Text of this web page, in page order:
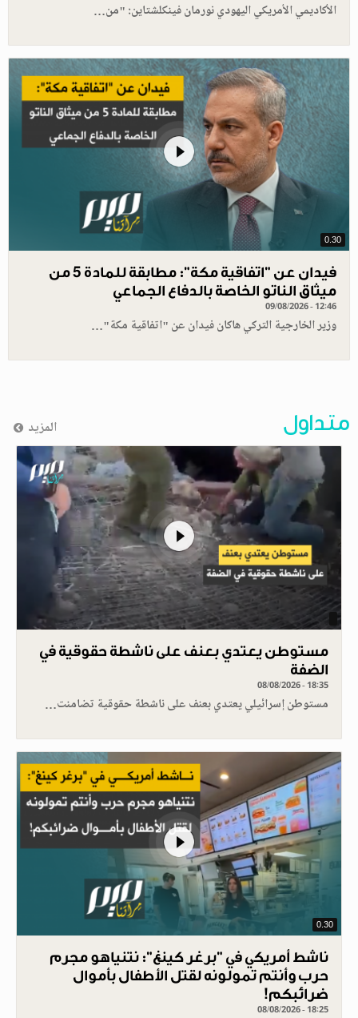
الأكاديمي الأمريكي اليهودي نورمان فينكلشتاين: "من…
0.30
فيدان عن "اتفاقية مكة": مطابقة للمادة 5 من
ميثاق الناتو الخاصة بالدفاع الجماعي
09/08/2026 - 12:46
وزير الخارجية التركي هاكان فيدان عن "اتفاقية مكة"…
متداول المزيد
مستوطن يعتدي بعنف على ناشطة حقوقية في
الضفة
08/08/2026 - 18:35
مستوطن إسرائيلي يعتدي بعنف على ناشطة حقوقية تضامنت…
0.30
ناشط أمريكي في "برغر كينغ": نتنياهو مجرم
حرب وأنتم تمولونه لقتل الأطفال بأموال
ضرائبكم!
08/08/2026 - 18:25